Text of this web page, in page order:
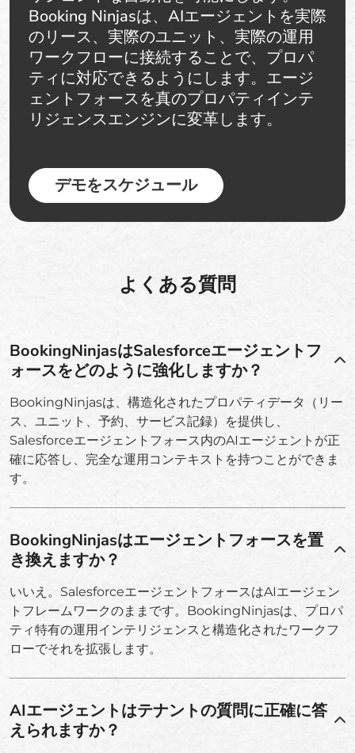
Booking Ninjasは、AIエージェントを実際
のリース、実際のユニット、実際の運用
ワークフローに接続することで、プロパ
ティに対応できるようにします。エージ
ェントフォースを真のプロパティインテ
リジェンスエンジンに変革します。
デモをスケジュール
よくある質問
BookingNinjasはSalesforceエージェントフ
ォースをどのように強化しますか？
BookingNinjasは、構造化されたプロパティデータ（リー
ス、ユニット、予約、サービス記録）を提供し、
Salesforceエージェントフォース内のAIエージェントが正
確に応答し、完全な運用コンテキストを持つことができま
す。
BookingNinjasはエージェントフォースを置
き換えますか？
いいえ。SalesforceエージェントフォースはAIエージェン
トフレームワークのままです。BookingNinjasは、プロパ
ティ特有の運用インテリジェンスと構造化されたワークフ
ローでそれを拡張します。
AIエージェントはテナントの質問に正確に答
えられますか？